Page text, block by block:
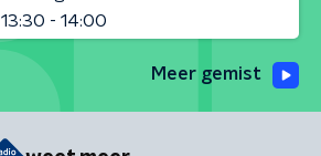
13:30 - 14:00
Meer gemist